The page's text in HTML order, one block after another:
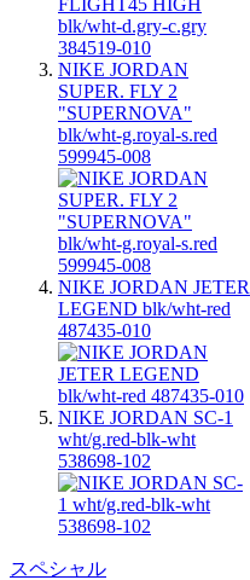
NIKE JORDAN
SUPER. FLY 2
"SUPERNOVA"
blk/wht-g.royal-s.red
599945-008
NIKE JORDAN JETER
LEGEND blk/wht-red
487435-010
NIKE JORDAN SC-1
wht/g.red-blk-wht
538698-102
スペシャル